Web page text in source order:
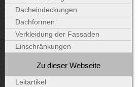
Dacheindeckungen
Dachformen
Verkleidung der Fassaden
Einschränkungen
Zu dieser Webseite
Leitartikel